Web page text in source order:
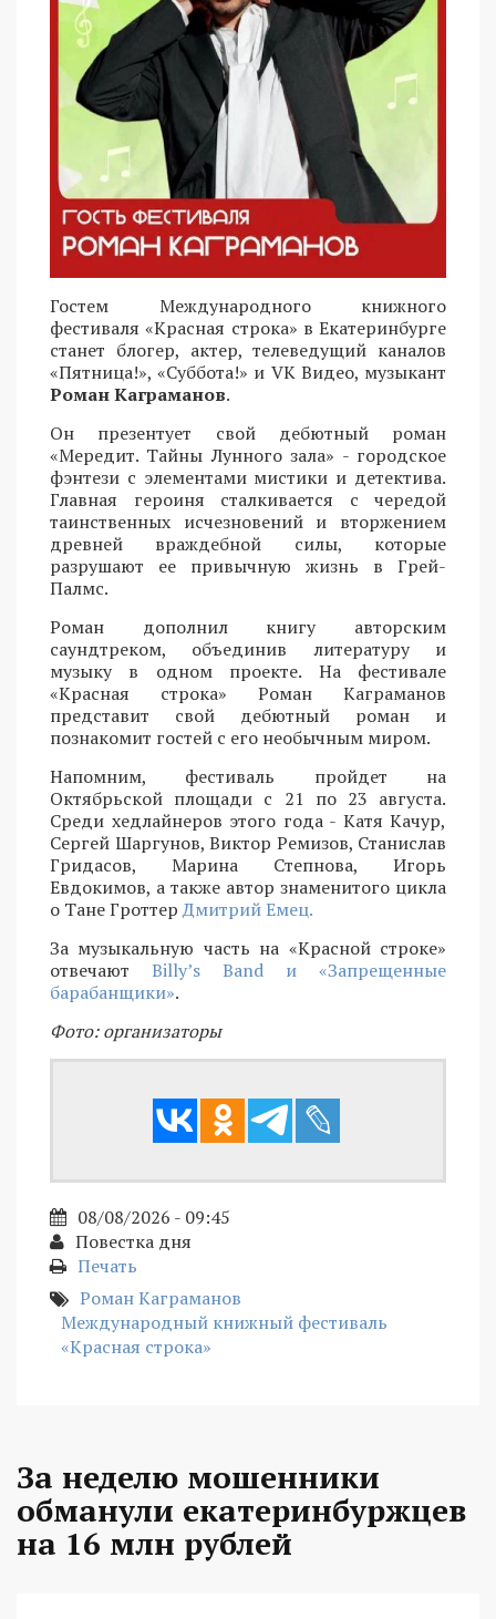
Гостем Международного книжного
фестиваля «Красная строка» в Екатеринбурге
станет блогер, актер, телеведущий каналов
«Пятница!», «Суббота!» и VK Видео, музыкант
Роман Каграманов.
Он презентует свой дебютный роман
«Мередит. Тайны Лунного зала» - городское
фэнтези с элементами мистики и детектива.
Главная героиня сталкивается с чередой
таинственных исчезновений и вторжением
древней враждебной силы, которые
разрушают ее привычную жизнь в Грей-
Палмс.
Роман дополнил книгу авторским
саундтреком, объединив литературу и
музыку в одном проекте. На фестивале
«Красная строка» Роман Каграманов
представит свой дебютный роман и
познакомит гостей с его необычным миром.
Напомним, фестиваль пройдет на
Октябрьской площади с 21 по 23 августа.
Среди хедлайнеров этого года - Катя Качур,
Сергей Шаргунов, Виктор Ремизов, Станислав
Гридасов, Марина Степнова, Игорь
Евдокимов, а также автор знаменитого цикла
о Тане ГроттерДмитрий Емец.
За музыкальную часть на «Красной строке»
отвечают Billy’s Band и «Запрещенные
барабанщики».
Фото: организаторы
08/08/2026 - 09:45
Повестка дня
Печать
Роман Каграманов
Международный книжный фестиваль
«Красная строка»
За неделю мошенники
обманули екатеринбуржцев
на 16 млн рублей